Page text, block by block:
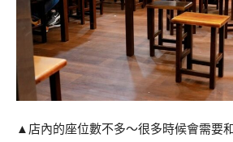
▲店內的座位數不多～很多時候會需要